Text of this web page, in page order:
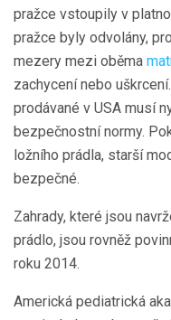
pražce vstoupily v
pražce byly odvolány,
mezery mezi oběma
zachycení nebo
prodávané v USA musí
bezpečnostní normy.
ložního prádla, starší
bezpečné.
Zahrady, které jsou
prádlo, jsou rovněž
roku 2014.
Americká pediatrická